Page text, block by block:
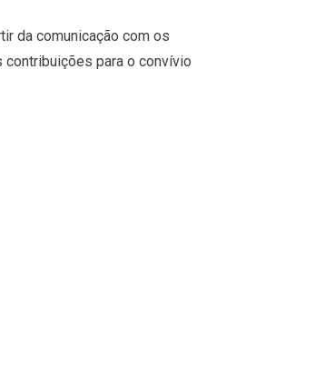
da comunicação com os
para o convívio